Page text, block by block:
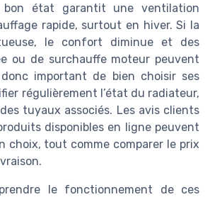
état garantit une ventilation
rapide, surtout en hiver. Si la
le confort diminue et des
ou de surchauffe moteur peuvent
important de bien choisir ses
régulièrement l’état du radiateur,
tuyaux associés. Les avis clients
disponibles en ligne peuvent
choix, tout comme comparer le prix
le fonctionnement de ces